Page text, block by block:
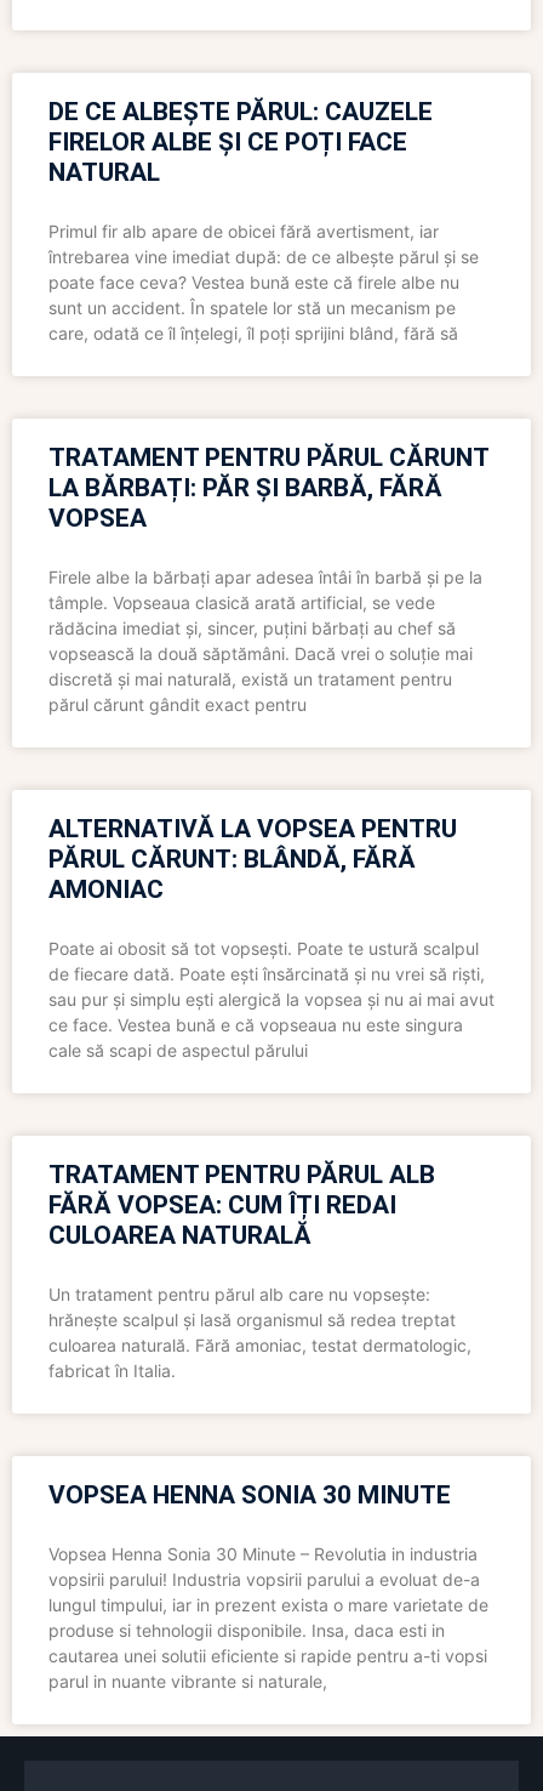
DE CE ALBEȘTE PĂRUL: CAUZELE
FIRELOR ALBE ȘI CE POȚI FACE
NATURAL
Primul fir alb apare de obicei fără avertisment, iar
întrebarea vine imediat după: de ce albește părul și se
poate face ceva? Vestea bună este că firele albe nu
sunt un accident. În spatele lor stă un mecanism pe
care, odată ce îl înțelegi, îl poți sprijini blând, fără să
TRATAMENT PENTRU PĂRUL CĂRUNT
LA BĂRBAȚI: PĂR ȘI BARBĂ, FĂRĂ
VOPSEA
Firele albe la bărbați apar adesea întâi în barbă și pe la
tâmple. Vopseaua clasică arată artificial, se vede
rădăcina imediat și, sincer, puțini bărbați au chef să
vopsească la două săptămâni. Dacă vrei o soluție mai
discretă și mai naturală, există un tratament pentru
părul cărunt gândit exact pentru
ALTERNATIVĂ LA VOPSEA PENTRU
PĂRUL CĂRUNT: BLÂNDĂ, FĂRĂ
AMONIAC
Poate ai obosit să tot vopsești. Poate te ustură scalpul
de fiecare dată. Poate ești însărcinată și nu vrei să riști,
sau pur și simplu ești alergică la vopsea și nu ai mai avut
ce face. Vestea bună e că vopseaua nu este singura
cale să scapi de aspectul părului
TRATAMENT PENTRU PĂRUL ALB
FĂRĂ VOPSEA: CUM ÎȚI REDAI
CULOAREA NATURALĂ
Un tratament pentru părul alb care nu vopsește:
hrănește scalpul și lasă organismul să redea treptat
culoarea naturală. Fără amoniac, testat dermatologic,
fabricat în Italia.
VOPSEA HENNA SONIA 30 MINUTE
Vopsea Henna Sonia 30 Minute – Revolutia in industria
vopsirii parului! Industria vopsirii parului a evoluat de-a
lungul timpului, iar in prezent exista o mare varietate de
produse si tehnologii disponibile. Insa, daca esti in
cautarea unei solutii eficiente si rapide pentru a-ti vopsi
parul in nuante vibrante si naturale,